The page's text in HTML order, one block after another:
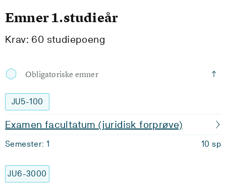
Emner 1.studieår
Krav: 60 studiepoeng
Obligatoriske emner
JU5-100
Examen facultatum (juridisk forprøve)
Semester: 1 10 sp
JU6-3000